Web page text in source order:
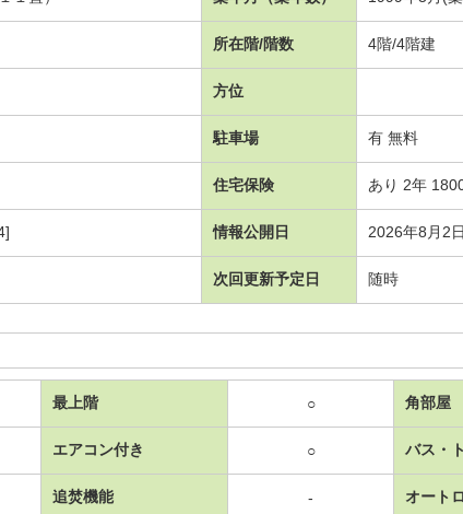
所在階/階数 4階/4階建
方位
駐車場 有 無料
住宅保険 あり 2年
情報公開日 2026年8月2日
次回更新予定日 随時
最上階 ○ 角部屋
エアコン付き ○ バス・
追焚機能 - オート